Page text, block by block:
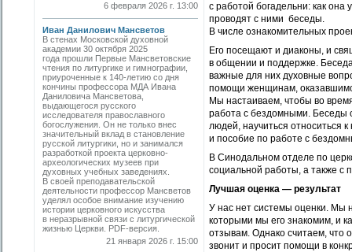
6 февраля 2026 г. 13:00
Иван Данилович Мансветов
В стенах Московской духовной
академии 30 октября 2025
года прошли Первые Мансветовские
чтения по литургике и гимнографии,
приуроченные к 140-летию со дня
кончины профессора МДА Ивана
Даниловича Мансветова,
выдающегося русского
исследователя православного
богослужения. Он не только внес
значительный вклад в становление
русской литургики, но и занимался
разработкой проекта церковно-
археологических музеев при
духовных учебных заведениях.
В своей преподавательской
деятельности профессор Мансветов
уделял особое внимание изучению
истории церковного искусства
в неразрывной связи с литургической
жизнью Церкви. PDF-версия.
21 января 2026 г. 15:00
с работой богадельни: как она
проводят с ними беседы.
В числе ознакомительных
Его посещают и диаконы, и
в общении и поддержке.
важные для них духовные
помощи женщинам,
Мы настаиваем, чтобы во
работа с бездомными. Беседы
людей, научиться относиться
и пособие по работе с
В Синодальном отделе по
социальной работы, а также с
Лучшая оценка — результат
У нас нет системы оценки. Мы
которыми мы его знакомим, и
отзывам. Однако считаем, что
звонит и просит помощи в